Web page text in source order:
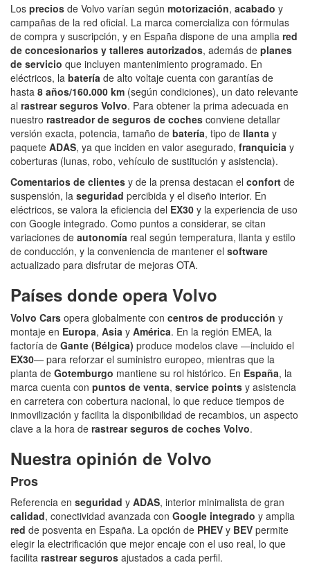
Los precios de Volvo varían según motorización, acabado y
campañas de la red oficial. La marca comercializa con fórmulas
de compra y suscripción, y en España dispone de una amplia red
de concesionarios y talleres autorizados, además de planes
de servicio que incluyen mantenimiento programado. En
eléctricos, la batería de alto voltaje cuenta con garantías de
hasta 8 años/160.000 km (según condiciones), un dato relevante
al rastrear seguros Volvo. Para obtener la prima adecuada en
nuestro rastreador de seguros de coches conviene detallar
versión exacta, potencia, tamaño de batería, tipo de llanta y
paquete ADAS, ya que inciden en valor asegurado, franquicia y
coberturas (lunas, robo, vehículo de sustitución y asistencia).
Comentarios de clientes y de la prensa destacan el confort de
suspensión, la seguridad percibida y el diseño interior. En
eléctricos, se valora la eficiencia del EX30 y la experiencia de uso
con Google integrado. Como puntos a considerar, se citan
variaciones de autonomía real según temperatura, llanta y estilo
de conducción, y la conveniencia de mantener el software
actualizado para disfrutar de mejoras OTA.
Países donde opera Volvo
Volvo Cars opera globalmente con centros de producción y
montaje en Europa, Asia y América. En la región EMEA, la
factoría de Gante (Bélgica) produce modelos clave —incluido el
EX30— para reforzar el suministro europeo, mientras que la
planta de Gotemburgo mantiene su rol histórico. En España, la
marca cuenta con puntos de venta, service points y asistencia
en carretera con cobertura nacional, lo que reduce tiempos de
inmovilización y facilita la disponibilidad de recambios, un aspecto
clave a la hora de rastrear seguros de coches Volvo.
Nuestra opinión de Volvo
Pros
Referencia en seguridad y ADAS, interior minimalista de gran
calidad, conectividad avanzada con Google integrado y amplia
red de posventa en España. La opción de PHEV y BEV permite
elegir la electrificación que mejor encaje con el uso real, lo que
facilita rastrear seguros ajustados a cada perfil.